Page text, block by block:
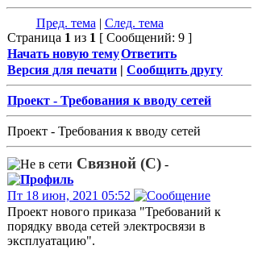
Пред. тема | След. тема
Страница 1 из 1 [ Сообщений: 9 ]
Начать новую темуОтветить
Версия для печати | Сообщить другу
Проект - Требования к вводу сетей
Проект - Требования к вводу сетей
Связной (С) -
Пт 18 июн, 2021 05:52
Проект нового приказа "Требований к
порядку ввода сетей электросвязи в
эксплуатацию".